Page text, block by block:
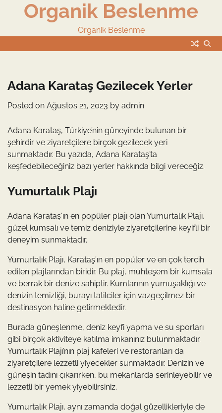
Organik Beslenme
Organik Beslenme
Adana Karataş Gezilecek Yerler
Posted on Ağustos 21, 2023 by admin
Adana Karataş, Türkiye’nin güneyinde bulunan bir
şehirdir ve ziyaretçilere birçok gezilecek yeri
sunmaktadır. Bu yazıda, Adana Karataş’ta
keşfedebileceğiniz bazı yerler hakkında bilgi vereceğiz.
Yumurtalık Plajı
Adana Karataş’ın en popüler plajı olan Yumurtalık Plajı,
güzel kumsalı ve temiz deniziyle ziyaretçilerine keyifli bir
deneyim sunmaktadır.
Yumurtalık Plajı, Karataş’ın en popüler ve en çok tercih
edilen plajlarından biridir. Bu plaj, muhteşem bir kumsala
ve berrak bir denize sahiptir. Kumlarının yumuşaklığı ve
denizin temizliği, burayı tatilciler için vazgeçilmez bir
destinasyon haline getirmektedir.
Burada güneşlenme, deniz keyfi yapma ve su sporları
gibi birçok aktiviteye katılma imkanınız bulunmaktadır.
Yumurtalık Plajı’nın plaj kafeleri ve restoranları da
ziyaretçilere lezzetli yiyecekler sunmaktadır. Denizin ve
güneşin tadını çıkarırken, bu mekanlarda serinleyebilir ve
lezzetli bir yemek yiyebilirsiniz.
Yumurtalık Plajı, aynı zamanda doğal güzellikleriyle de